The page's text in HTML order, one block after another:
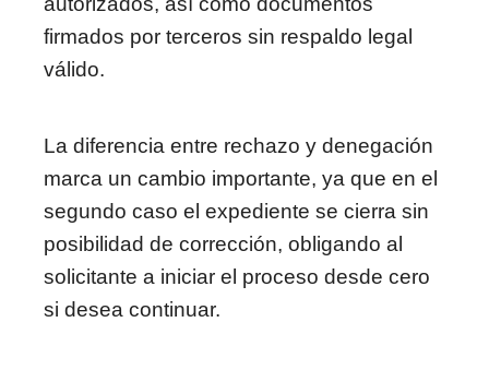
firmados por terceros sin respaldo legal
válido.
La diferencia entre rechazo y denegación
marca un cambio importante, ya que en el
segundo caso el expediente se cierra sin
posibilidad de corrección, obligando al
solicitante a iniciar el proceso desde cero
si desea continuar.